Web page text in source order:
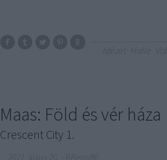
Maas: Föld és vér háza
Crescent City 1.